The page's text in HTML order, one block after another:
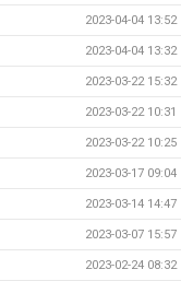
2023-04-04 13:52
2023-04-04 13:32
2023-03-22 15:32
2023-03-22 10:31
2023-03-22 10:25
2023-03-17 09:04
2023-03-14 14:47
2023-03-07 15:57
2023-02-24 08:32